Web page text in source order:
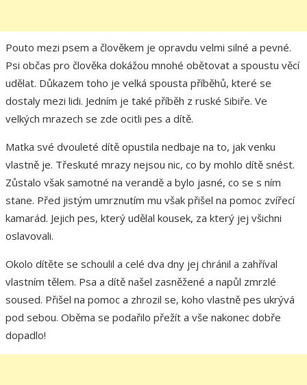
Pouto mezi psem a člověkem je opravdu velmi silné a pevné.
Psi občas pro člověka dokážou mnohé obětovat a spoustu věcí
udělat. Důkazem toho je velká spousta příběhů, které se
dostaly mezi lidi. Jedním je také příběh z ruské Sibiře. Ve
velkých mrazech se zde ocitli pes a dítě.
Matka své dvouleté dítě opustila nedbaje na to, jak venku
vlastně je. Třeskuté mrazy nejsou nic, co by mohlo dítě snést.
Zůstalo však samotné na verandě a bylo jasné, co se s ním
stane. Před jistým umrznutím mu však přišel na pomoc zvířecí
kamarád. Jejich pes, který udělal kousek, za který jej všichni
oslavovali.
Okolo dítěte se schoulil a celé dva dny jej chránil a zahříval
vlastním tělem. Psa a dítě našel zasněžené a napůl zmrzlé
soused. Přišel na pomoc a zhrozil se, koho vlastně pes ukrývá
pod sebou. Oběma se podařilo přežít a vše nakonec dobře
dopadlo!